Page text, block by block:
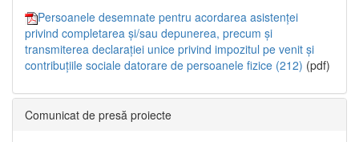
Persoanele desemnate pentru acordarea asistenței
privind completarea și/sau depunerea, precum și
transmiterea declarației unice privind impozitul pe venit și
contribuțiile sociale datorare de persoanele fizice (212) (pdf)
Comunicat de presă proiecte